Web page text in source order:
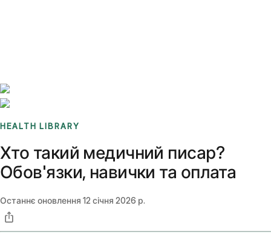
HEALTH LIBRARY
Хто такий медичний писар?
Обов'язки, навички та оплата
Останнє оновлення 12 січня 2026 р.